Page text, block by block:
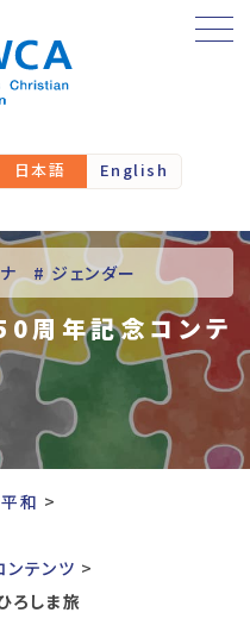
日本語 English
# ジェンダー
訪問 # パレスチナ
国際協力
# 平和
災被災者支援
周年記念コンテ
平和
テンツ
ろしま旅